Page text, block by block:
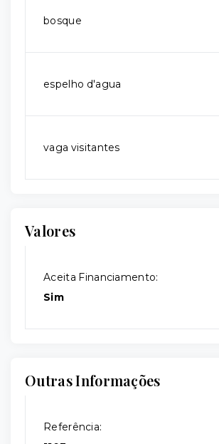
bosque
espelho d'agua
vaga visitantes
Valores
Aceita Financiamento:
Sim
Outras Informações
Referência: